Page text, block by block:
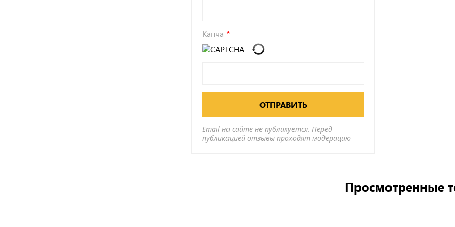
Капча
ОТПРАВИТЬ
Email на сайте не публикуется. Перед
публикацией отзывы проходят модерацию
Просмотренные